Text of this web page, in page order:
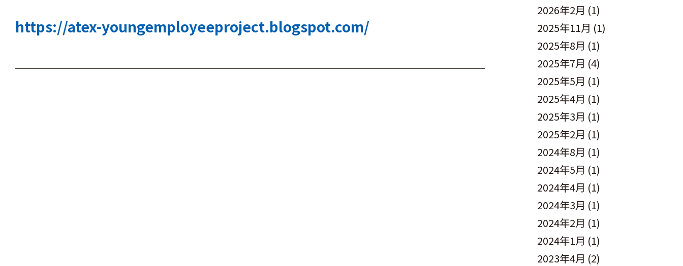
https://atex-youngemployeeproject.blogspot.com/
2026年2月 (1)
2025年11月 (1)
2025年8月 (1)
2025年7月 (4)
2025年5月 (1)
2025年4月 (1)
2025年3月 (1)
2025年2月 (1)
2024年8月 (1)
2024年5月 (1)
2024年4月 (1)
2024年3月 (1)
2024年2月 (1)
2024年1月 (1)
2023年4月 (2)